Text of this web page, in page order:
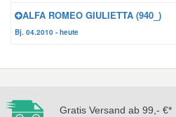
ALFA ROMEO GIULIETTA (940_)
Bj. 04.2010 - heute
Gratis Versand ab 99,- €*
Winter-Autozubehör
Dodge Ersatzteile